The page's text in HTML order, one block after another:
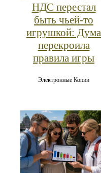
НДС перестал
быть чьей-то
игрушкой: Дума
перекроила
правила игры
Электронные Копии